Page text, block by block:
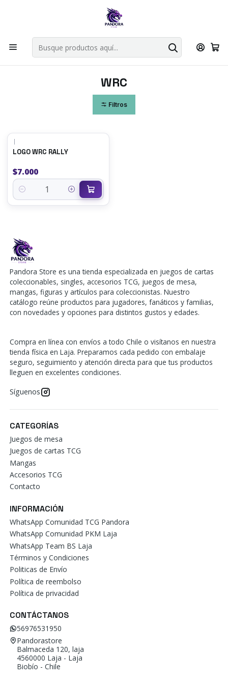
Por compras en cartas singles superiores a 49.990 el envio es
Explorar singles
Inicio Fabrica Pandora Store WRC
WRC
Filtros
|
LOGO WRC RALLY
$7.000
Cantidad
Pandora Store es una tienda especializada en juegos de cartas
coleccionables, singles, accesorios TCG, juegos de mesa,
mangas, figuras y artículos para coleccionistas. Nuestro
catálogo reúne productos para jugadores, fanáticos y familias,
con novedades y opciones para distintos gustos y edades.
Compra en línea con envíos a todo Chile o visítanos en nuestra
tienda física en Laja. Preparamos cada pedido con embalaje
seguro, seguimiento y atención directa para que tus productos
lleguen en excelentes condiciones.
Síguenos
CATEGORÍAS
Juegos de mesa
Juegos de cartas TCG
Mangas
Accesorios TCG
Contacto
INFORMACIÓN
WhatsApp Comunidad TCG Pandora
WhatsApp Comunidad PKM Laja
WhatsApp Team BS Laja
Términos y Condiciones
Politicas de Envío
Política de reembolso
Política de privacidad
CONTÁCTANOS
56976531950
Pandorastore
Balmaceda 120, laja
4560000 Laja - Laja
Biobío - Chile